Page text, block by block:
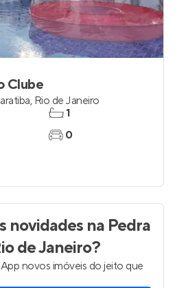
Clube
, Rio de Janeiro
1
0
novidades na Pedra
de Janeiro?
novos imóveis do jeito que